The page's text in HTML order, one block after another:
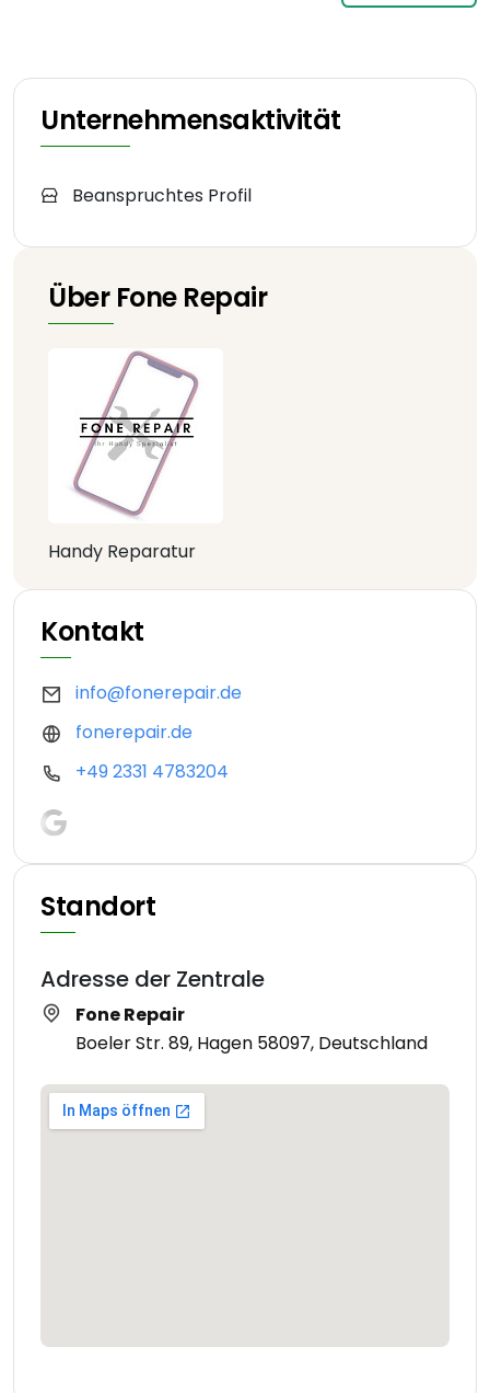
Unternehmensaktivität
Beanspruchtes Profil
Über Fone Repair
Handy Reparatur
Kontakt
info@fonerepair.de
fonerepair.de
+49 2331 4783204
Standort
Adresse der Zentrale
Fone Repair
Boeler Str. 89, Hagen 58097, Deutschland